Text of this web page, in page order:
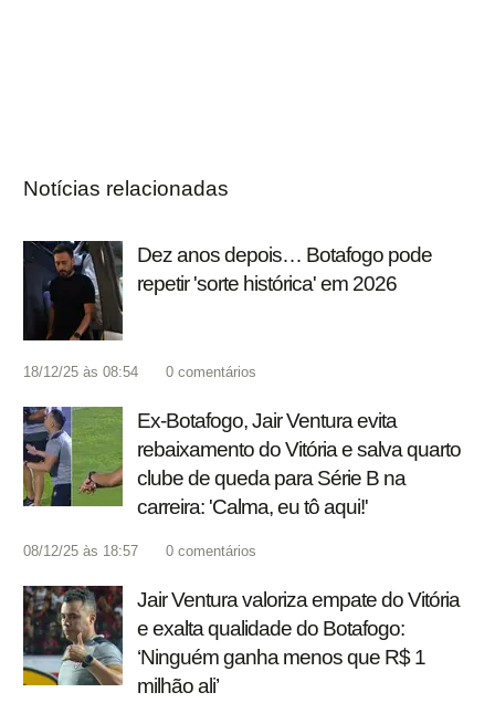
Notícias relacionadas
Dez anos depois… Botafogo pode
repetir 'sorte histórica' em 2026
18/12/25 às 08:54 0 comentários
Ex-Botafogo, Jair Ventura evita
rebaixamento do Vitória e salva quarto
clube de queda para Série B na
carreira: 'Calma, eu tô aqui!'
08/12/25 às 18:57 0 comentários
Jair Ventura valoriza empate do Vitória
e exalta qualidade do Botafogo:
‘Ninguém ganha menos que R$ 1
milhão ali’